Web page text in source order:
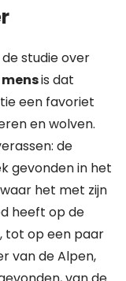
studie over
is dat
een favoriet
en wolven.
de
gevonden in het
het met zijn
heeft op de
tot op een paar
van de Alpen,